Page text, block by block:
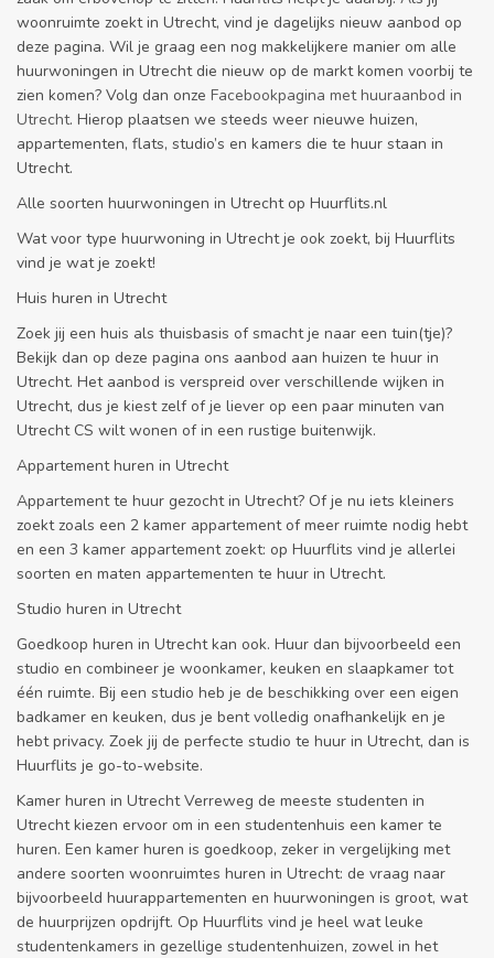
woonruimte zoekt in Utrecht, vind je dagelijks nieuw aanbod op
deze pagina. Wil je graag een nog makkelijkere manier om alle
huurwoningen in Utrecht die nieuw op de markt komen voorbij te
zien komen? Volg dan onze Facebookpagina met huuraanbod in
Utrecht. Hierop plaatsen we steeds weer nieuwe huizen,
appartementen, flats, studio’s en kamers die te huur staan in
Utrecht.
Alle soorten huurwoningen in Utrecht op Huurflits.nl
Wat voor type huurwoning in Utrecht je ook zoekt, bij Huurflits
vind je wat je zoekt!
Huis huren in Utrecht
Zoek jij een huis als thuisbasis of smacht je naar een tuin(tje)?
Bekijk dan op deze pagina ons aanbod aan huizen te huur in
Utrecht. Het aanbod is verspreid over verschillende wijken in
Utrecht, dus je kiest zelf of je liever op een paar minuten van
Utrecht CS wilt wonen of in een rustige buitenwijk.
Appartement huren in Utrecht
Appartement te huur gezocht in Utrecht? Of je nu iets kleiners
zoekt zoals een 2 kamer appartement of meer ruimte nodig hebt
en een 3 kamer appartement zoekt: op Huurflits vind je allerlei
soorten en maten appartementen te huur in Utrecht.
Studio huren in Utrecht
Goedkoop huren in Utrecht kan ook. Huur dan bijvoorbeeld een
studio en combineer je woonkamer, keuken en slaapkamer tot
één ruimte. Bij een studio heb je de beschikking over een eigen
badkamer en keuken, dus je bent volledig onafhankelijk en je
hebt privacy. Zoek jij de perfecte studio te huur in Utrecht, dan is
Huurflits je go-to-website.
Kamer huren in Utrecht Verreweg de meeste studenten in
Utrecht kiezen ervoor om in een studentenhuis een kamer te
huren. Een kamer huren is goedkoop, zeker in vergelijking met
andere soorten woonruimtes huren in Utrecht: de vraag naar
bijvoorbeeld huurappartementen en huurwoningen is groot, wat
de huurprijzen opdrijft. Op Huurflits vind je heel wat leuke
studentenkamers in gezellige studentenhuizen, zowel in het